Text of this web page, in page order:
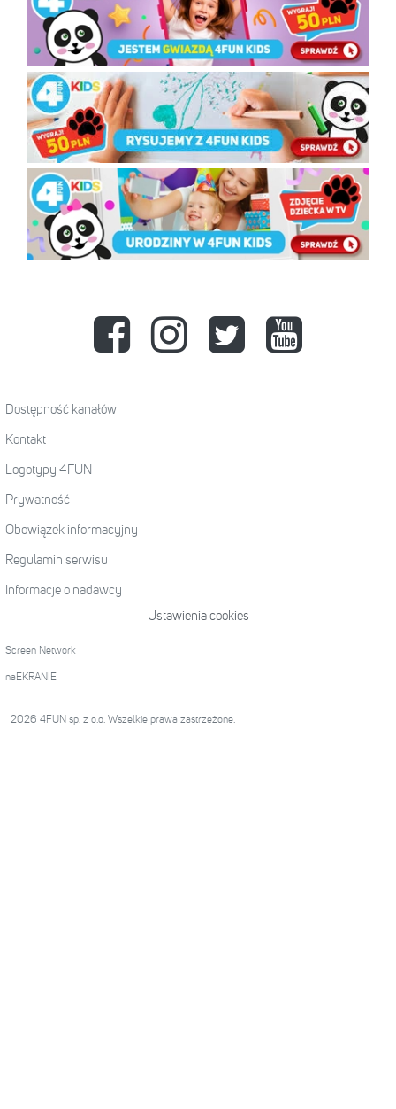
Dostępność kanałów
Kontakt
Logotypy 4FUN
Prywatność
Obowiązek informacyjny
Regulamin serwisu
Informacje o nadawcy
Ustawienia cookies
Screen Network
naEKRANIE
2026 4FUN sp. z o.o. Wszelkie prawa zastrzeżone.